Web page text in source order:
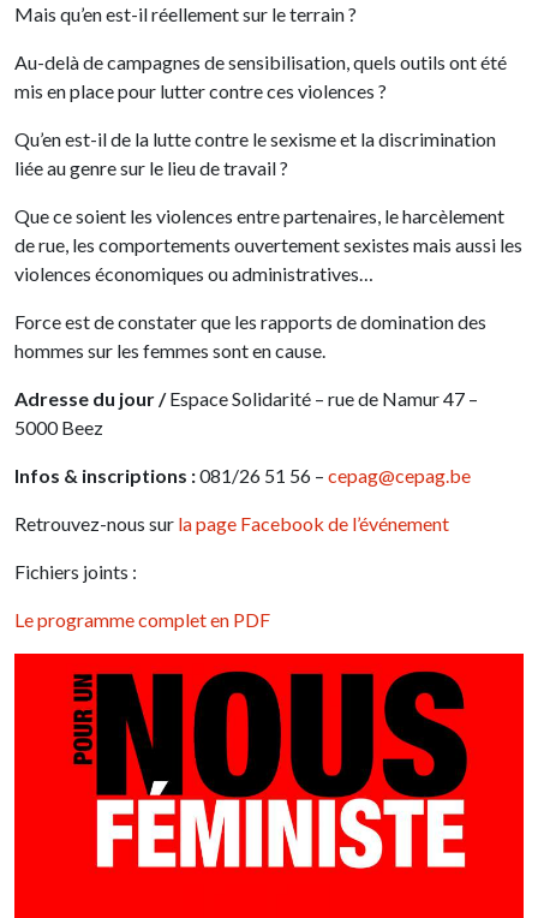
Mais qu’en est-il réellement sur le terrain ?
Au-delà de campagnes de sensibilisation, quels outils ont été
mis en place pour lutter contre ces violences ?
Qu’en est-il de la lutte contre le sexisme et la discrimination
liée au genre sur le lieu de travail ?
Que ce soient les violences entre partenaires, le harcèlement
de rue, les comportements ouvertement sexistes mais aussi les
violences économiques ou administratives…
Force est de constater que les rapports de domination des
hommes sur les femmes sont en cause.
Adresse du jour /Espace Solidarité – rue de Namur 47 –
5000 Beez
Infos & inscriptions :081/26 51 56 – cepag@cepag.be
Retrouvez-nous sur la page Facebook de l’événement
Fichiers joints :
Le programme complet en PDF